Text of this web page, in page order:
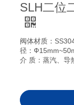
SLH二位
阀体材质：
径：
介 质：蒸汽、导